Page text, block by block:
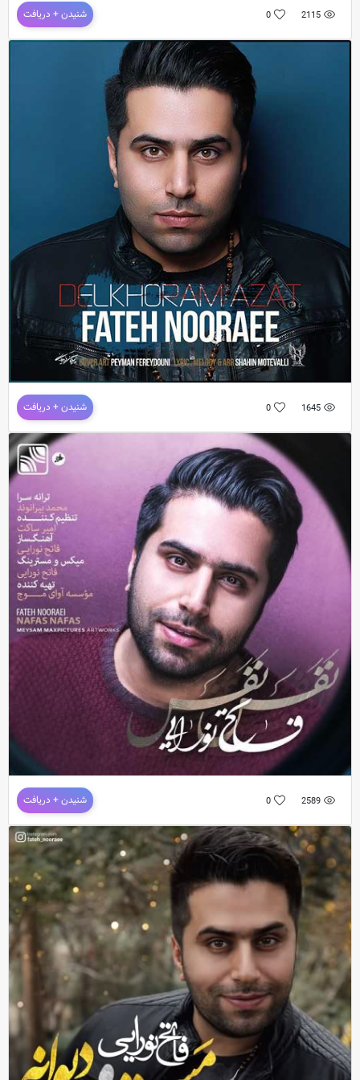
دانلود آهنگ جدید و فوق العاده زیبای فاتح نوراییبه نامتو دل برو ترانه : محمد بیرانوند /
2115
0 شنیدن + دریافت
دانلود آهنگ جدید و فوق العاده زیبایفاتح نوراییبه نامدلخورم ازت ترانه : شاهین متولی /
1645
0 شنیدن + دریافت
دانلود آهنگ جدید و فوق العاده زیبایفاتح نوراییبه نام نفس نفس ترانه : محمد بیرانوند /
2589
0 شنیدن + دریافت